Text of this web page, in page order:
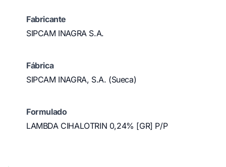
Fabricante
SIPCAM INAGRA S.A.
Fábrica
SIPCAM INAGRA, S.A. (Sueca)
Formulado
LAMBDA CIHALOTRIN 0,24% [GR] P/P